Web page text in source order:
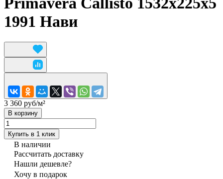
1991 Нави
3 360 руб/м²
В корзину
Купить в 1 клик
В наличии
Рассчитать доставку
Нашли дешевле?
Хочу в подарок